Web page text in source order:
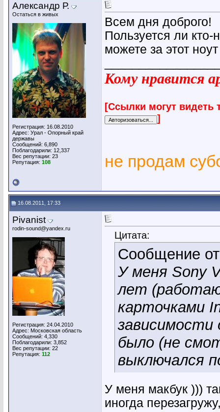
Александр Р.
Остаться в живых
Регистрация: 16.08.2010
Адрес: Урал - Опорный край
державы
Сообщений: 6,890
Поблагодарили: 12,337
Вес репутации: 23
Репутация: 108
Всем дня доброго!
Пользуется ли
можете за этот
Кому нравится
[Ссылки могут видеть
]
не продам
16.08.2011, 17:33
Pivanist
rodin-sound@yandex.ru
Регистрация: 24.04.2010
Адрес: Московская область
Сообщений: 4,330
Поблагодарили: 3,852
Вес репутации: 22
Репутация: 112
Цитата:
Сообщение
У меня Sony
лет
карточками
зависимости
было (не
выключался
У меня макбук )))
иногда